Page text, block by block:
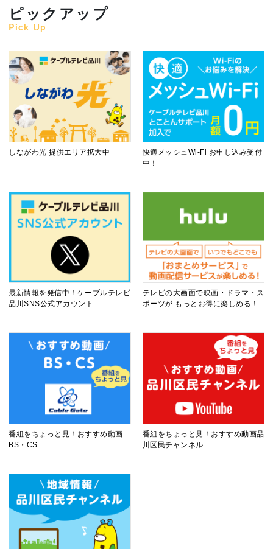
ピックアップ
Pick Up
しながわ光 提供エリア拡大中
快適メッシュWi-Fi お申し込み受付
中！
最新情報を発信中！ケーブルテレビ
品川SNS公式アカウント
テレビの大画面で映画・ドラマ・ス
ポーツが もっとお得に楽しめる！
番組をちょっと見！おすすめ動画
BS・CS
番組をちょっと見！おすすめ動画品
川区民チャンネル